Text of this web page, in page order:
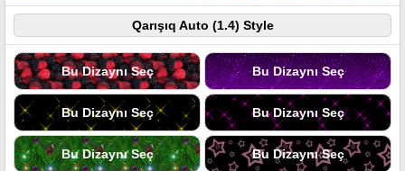
Qarışıq Auto (1.4) Style
Bu Dizaynı Seç Bu Dizaynı Seç
Bu Dizaynı Seç Bu Dizaynı Seç
Bu Dizaynı Seç Bu Dizaynı Seç